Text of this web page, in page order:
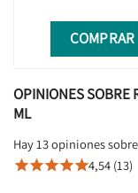
COMPRAR
OPINIONES SOBRE
ML
Hay 13 opiniones
4,54 (13)